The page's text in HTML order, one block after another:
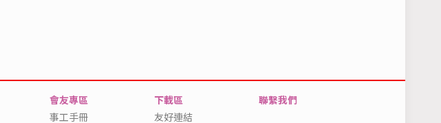
會友專區
事工手冊
下載區
友好連結
聯繫我們